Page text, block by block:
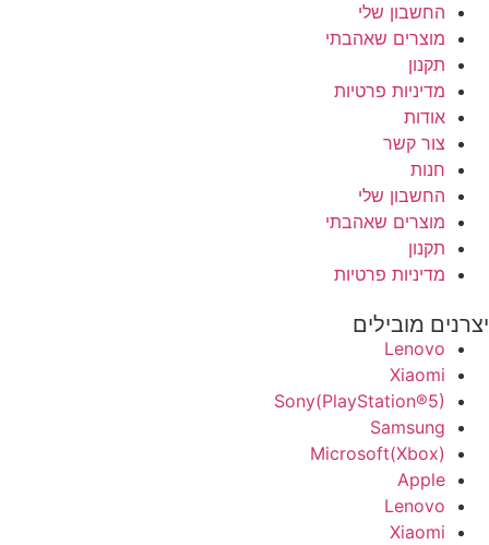
החשבון שלי
מוצרים שאהבתי
תקנון
מדיניות פרטיות
אודות
צור קשר
חנות
החשבון שלי
מוצרים שאהבתי
תקנון
מדיניות פרטיות
יצרנים מובילים
Lenovo
Xiaomi
Sony(PlayStation®5)
Samsung
Microsoft(Xbox)
Apple
Lenovo
Xiaomi